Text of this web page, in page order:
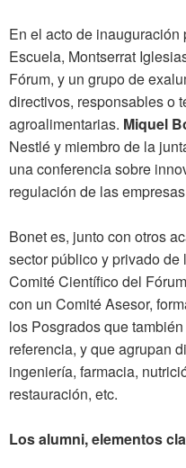
En el acto de
Escuela, Montserrat
Fórum, y un grupo de
directivos, responsables o
agroalimentarias. Miquel
Nestlé y miembro de la
una conferencia sobre
regulación de las
Bonet es, junto con otros
sector público y privado
Comité Científico del
con un Comité Asesor,
los Posgrados que
referencia, y que agrupan
ingeniería, farmacia,
restauración, etc.
Los alumni, elementos